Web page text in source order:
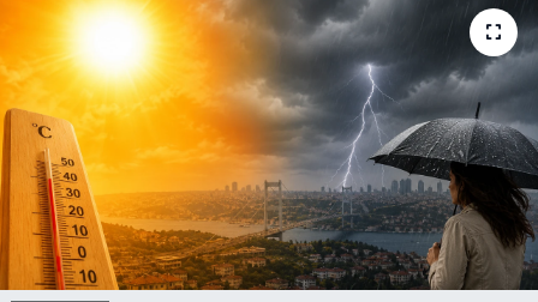
Bize ulaşın
İletişim/Künye
Yaşam
Gözden Kaçmasın